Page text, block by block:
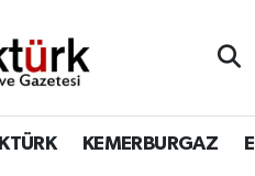
KEMERBURGAZ
Haritası